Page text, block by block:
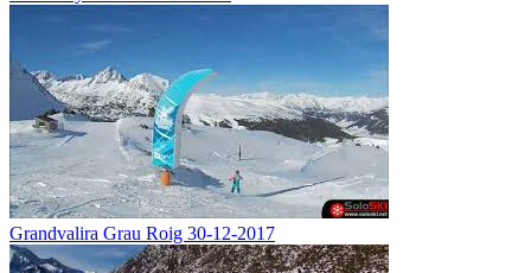
Grandvalira Grau Roig 30-12-2017